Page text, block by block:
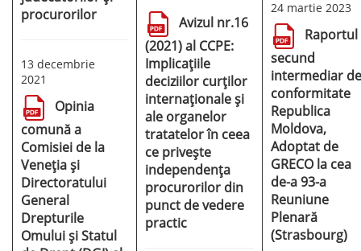
procurorilor
13 decembrie
2021
Opinia
comună a
Comisiei de la
Veneția și
Directoratului
General
Drepturile
Omului și Statul
Avizul nr.16
(2021) al CCPE:
Implicațiile
deciziilor curților
internaționale și
ale organelor
tratatelor în ceea
ce privește
independența
procurorilor din
punct de vedere
practic
24 martie 2023
Raportul
secund
intermediar de
conformitate
Republica
Moldova,
Adoptat de
GRECO la cea
de-a 93-a
Reuniune
Plenară
(Strasbourg)